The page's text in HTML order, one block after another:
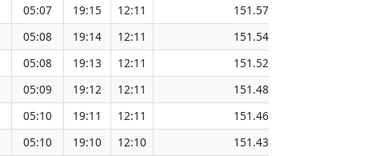
05:07 19:15 12:11
151.57
05:08 19:14 12:11
151.54
05:08 19:13 12:11
151.52
05:09 19:12 12:11
151.48
05:10 19:11 12:11
151.46
05:10 19:10 12:10
151.43